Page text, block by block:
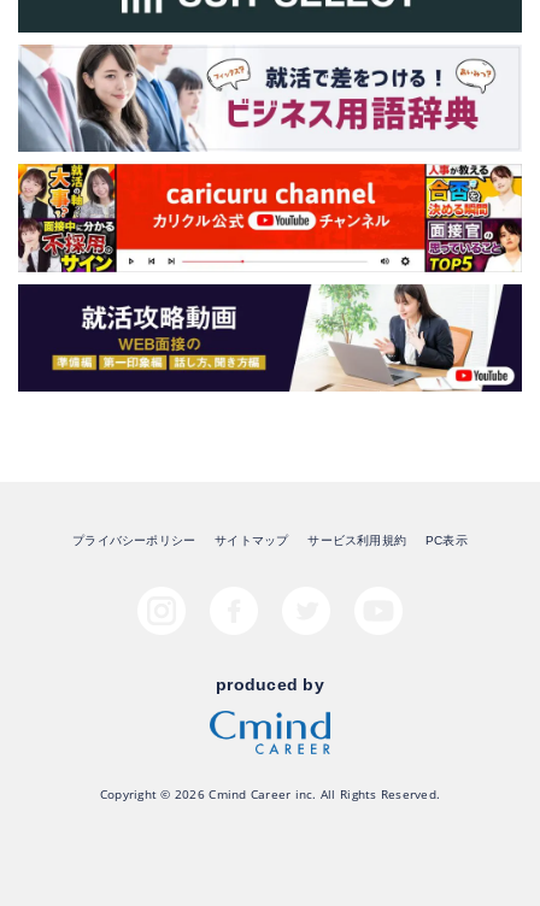
プライバシーポリシー サイトマップ サービス利用規約 PC表示
produced by
Copyright © 2026 Cmind Career inc. All Rights Reserved.